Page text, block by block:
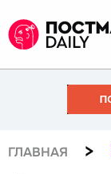
ГЛАВНАЯ >